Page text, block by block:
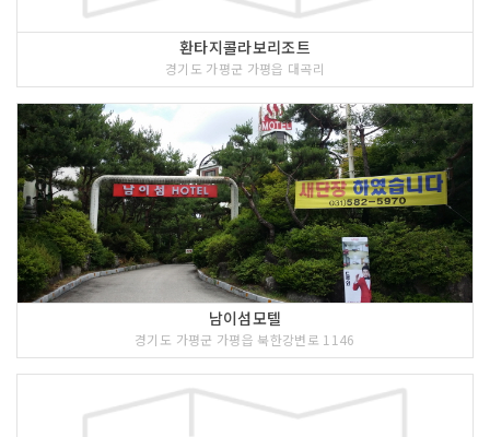
환타지콜라보리조트
경기도 가평군 가평읍 대곡리
남이섬모텔
경기도 가평군 가평읍 북한강변로 1146